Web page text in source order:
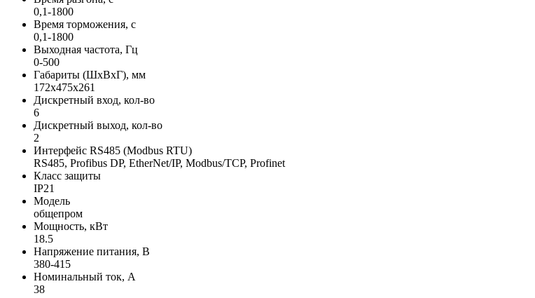
0,1-1800
Время торможения, с
0,1-1800
Выходная частота, Гц
0-500
Габариты (ШхВхГ), мм
172х475х261
Дискретный вход, кол-во
6
Дискретный выход, кол-во
2
Интерфейс RS485 (Modbus RTU)
RS485, Profibus DP, EtherNet/IP, Modbus/TCP, Profinet
Класс защиты
IP21
Модель
общепром
Мощность, кВт
18.5
Напряжение питания, В
380-415
Номинальный ток, А
38